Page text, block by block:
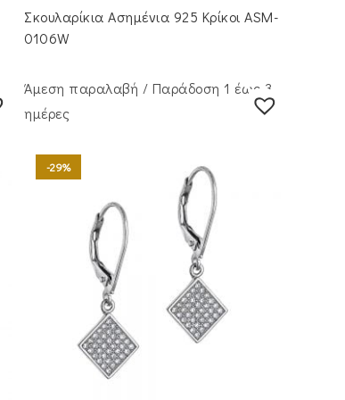
was:
€47.00.
τιμή
είναι:
Σκουλαρίκια Ασημένια 925 Κρίκοι ASM-
0106W
Άμεση παραλαβή / Παράδoση 1 έως 3
ημέρες
-29%